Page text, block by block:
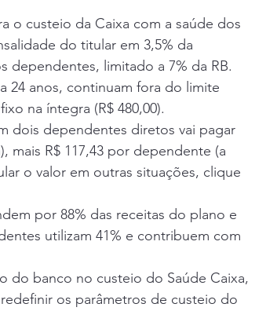
o custeio da Caixa com a saúde dos
do titular em 3,5% da
dependentes, limitado a 7% da RB.
24 anos, continuam fora do limite
na íntegra (R$ 480,00).
dois dependentes diretos vai pagar
mais R$ 117,43 por dependente (a
o valor em outras situações, clique
por 88% das receitas do plano e
utilizam 41% e contribuem com
do banco no custeio do Saúde Caixa,
os parâmetros de custeio do